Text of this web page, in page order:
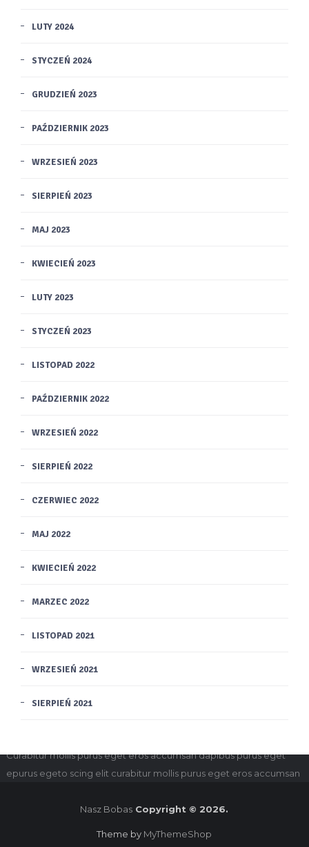
LUTY 2024
STYCZEŃ 2024
GRUDZIEŃ 2023
PAŹDZIERNIK 2023
WRZESIEŃ 2023
SIERPIEŃ 2023
MAJ 2023
KWIECIEŃ 2023
LUTY 2023
STYCZEŃ 2023
LISTOPAD 2022
PAŹDZIERNIK 2022
WRZESIEŃ 2022
SIERPIEŃ 2022
CZERWIEC 2022
MAJ 2022
KWIECIEŃ 2022
MARZEC 2022
LISTOPAD 2021
WRZESIEŃ 2021
SIERPIEŃ 2021
Curabitur mollis purus eget eros accumsan dapibus purus eget
epurus egeto scing elit curabitur mollis purus eget eros accumsan
Nasz Bobas Copyright © 2026.
Theme by MyThemeShop